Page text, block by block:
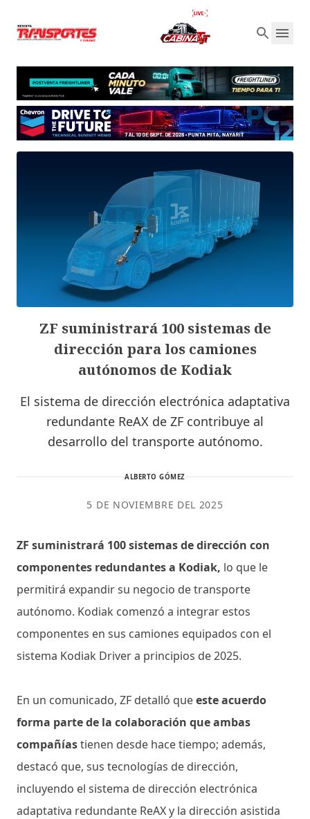
ZF suministrará 100 sistemas de
dirección para los camiones
autónomos de Kodiak
El sistema de dirección electrónica adaptativa
redundante ReAX de ZF contribuye al
desarrollo del transporte autónomo.
ALBERTO GÓMEZ
5 DE NOVIEMBRE DEL 2025
ZF suministrará 100 sistemas de dirección con
componentes redundantes a Kodiak, lo que le
permitirá expandir su negocio de transporte
autónomo. Kodiak comenzó a integrar estos
componentes en sus camiones equipados con el
sistema Kodiak Driver a principios de 2025.
En un comunicado, ZF detalló queeste acuerdo
forma parte de la colaboración que ambas
compañíastienen desde hace tiempo; además,
destacó que, sus tecnologías de dirección,
incluyendo el sistema de dirección electrónica
adaptativa redundante ReAX y la dirección asistida